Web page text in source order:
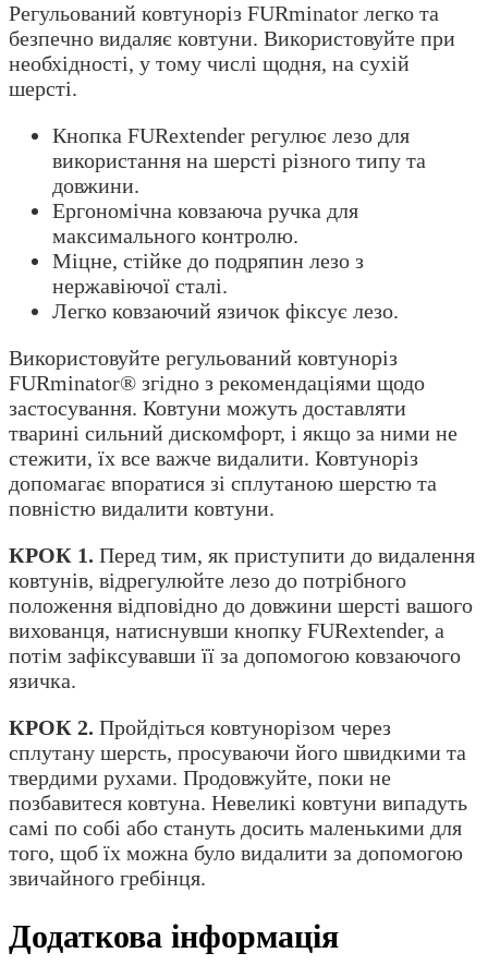
Регульований ковтуноріз FURminator легко та
безпечно видаляє ковтуни. Використовуйте при
необхідності, у тому числі щодня, на сухій
шерсті.
Кнопка FURextender регулює лезо для
використання на шерсті різного типу та
довжини.
Ергономічна ковзаюча ручка для
максимального контролю.
Міцне, стійке до подряпин лезо з
нержавіючої сталі.
Легко ковзаючий язичок фіксує лезо.
Використовуйте регульований ковтуноріз
FURminator® згідно з рекомендаціями щодо
застосування. Ковтуни можуть доставляти
тварині сильний дискомфорт, і якщо за ними не
стежити, їх все важче видалити. Ковтуноріз
допомагає впоратися зі сплутаною шерстю та
повністю видалити ковтуни.
КРОК 1. Перед тим, як приступити до видалення
ковтунів, відрегулюйте лезо до потрібного
положення відповідно до довжини шерсті вашого
вихованця, натиснувши кнопку FURextender, а
потім зафіксувавши її за допомогою ковзаючого
язичка.
КРОК 2. Пройдіться ковтунорізом через
сплутану шерсть, просуваючи його швидкими та
твердими рухами. Продовжуйте, поки не
позбавитеся ковтуна. Невеликі ковтуни випадуть
самі по собі або стануть досить маленькими для
того, щоб їх можна було видалити за допомогою
звичайного гребінця.
Додаткова інформація